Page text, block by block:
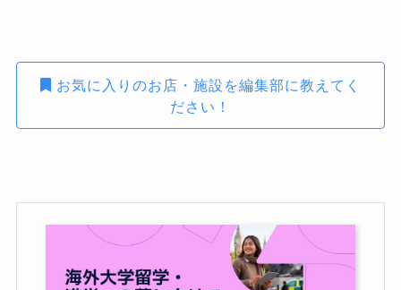
お気に入りのお店・施設を編集部に教えてく
ださい！